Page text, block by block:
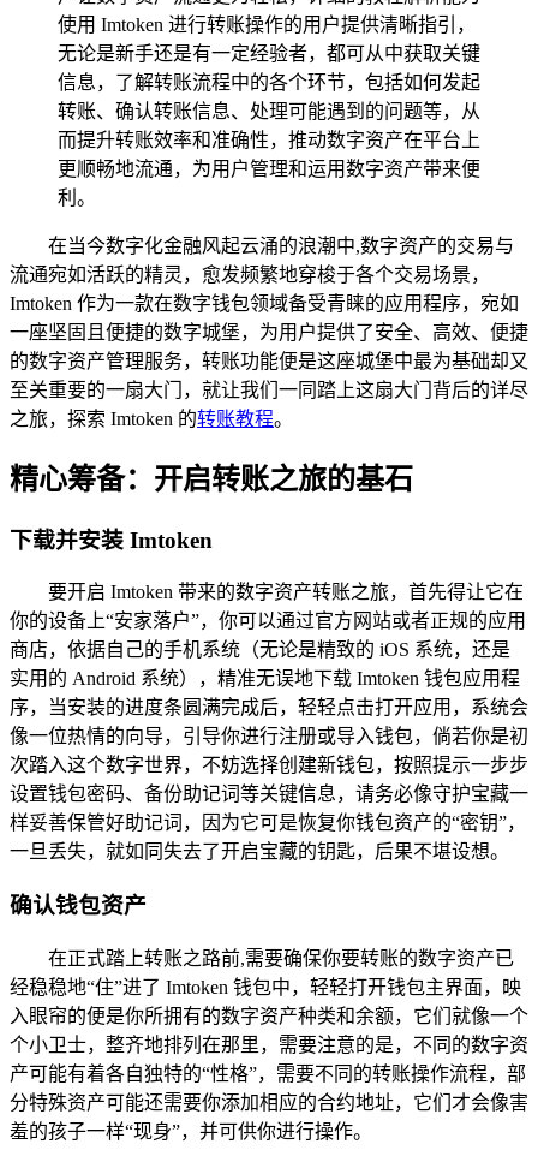
使用 Imtoken 进行转账操作的用户提供清晰指引，
无论是新手还是有一定经验者，都可从中获取关键
信息，了解转账流程中的各个环节，包括如何发起
转账、确认转账信息、处理可能遇到的问题等，从
而提升转账效率和准确性，推动数字资产在平台上
更顺畅地流通，为用户管理和运用数字资产带来便
利。
在当今数字化金融风起云涌的浪潮中,数字资产的交易与
流通宛如活跃的精灵，愈发频繁地穿梭于各个交易场景，
Imtoken 作为一款在数字钱包领域备受青睐的应用程序，宛如
一座坚固且便捷的数字城堡，为用户提供了安全、高效、便捷
的数字资产管理服务，转账功能便是这座城堡中最为基础却又
至关重要的一扇大门，就让我们一同踏上这扇大门背后的详尽
之旅，探索 Imtoken 的转账教程。
精心筹备：开启转账之旅的基石
下载并安装 Imtoken
要开启 Imtoken 带来的数字资产转账之旅，首先得让它在
你的设备上“安家落户”，你可以通过官方网站或者正规的应用
商店，依据自己的手机系统（无论是精致的 iOS 系统，还是
实用的 Android 系统），精准无误地下载 Imtoken 钱包应用程
序，当安装的进度条圆满完成后，轻轻点击打开应用，系统会
像一位热情的向导，引导你进行注册或导入钱包，倘若你是初
次踏入这个数字世界，不妨选择创建新钱包，按照提示一步步
设置钱包密码、备份助记词等关键信息，请务必像守护宝藏一
样妥善保管好助记词，因为它可是恢复你钱包资产的“密钥”，
一旦丢失，就如同失去了开启宝藏的钥匙，后果不堪设想。
确认钱包资产
在正式踏上转账之路前,需要确保你要转账的数字资产已
经稳稳地“住”进了 Imtoken 钱包中，轻轻打开钱包主界面，映
入眼帘的便是你所拥有的数字资产种类和余额，它们就像一个
个小卫士，整齐地排列在那里，需要注意的是，不同的数字资
产可能有着各自独特的“性格”，需要不同的转账操作流程，部
分特殊资产可能还需要你添加相应的合约地址，它们才会像害
羞的孩子一样“现身”，并可供你进行操作。